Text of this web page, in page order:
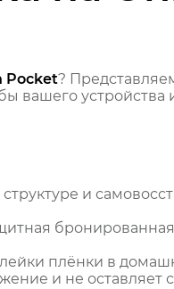
Pocket?
вашего устройства
и
плёнки в
и не оставляет